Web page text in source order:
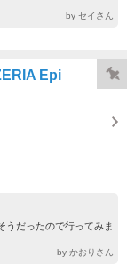
by セイさん
Epi
うだったので行ってみま
by かおりさん